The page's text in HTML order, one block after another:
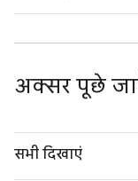
अक्सर पूछे
सभी दिखाएं